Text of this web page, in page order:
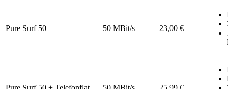
Pure Surf 50 50 MBit/s 23,00 €